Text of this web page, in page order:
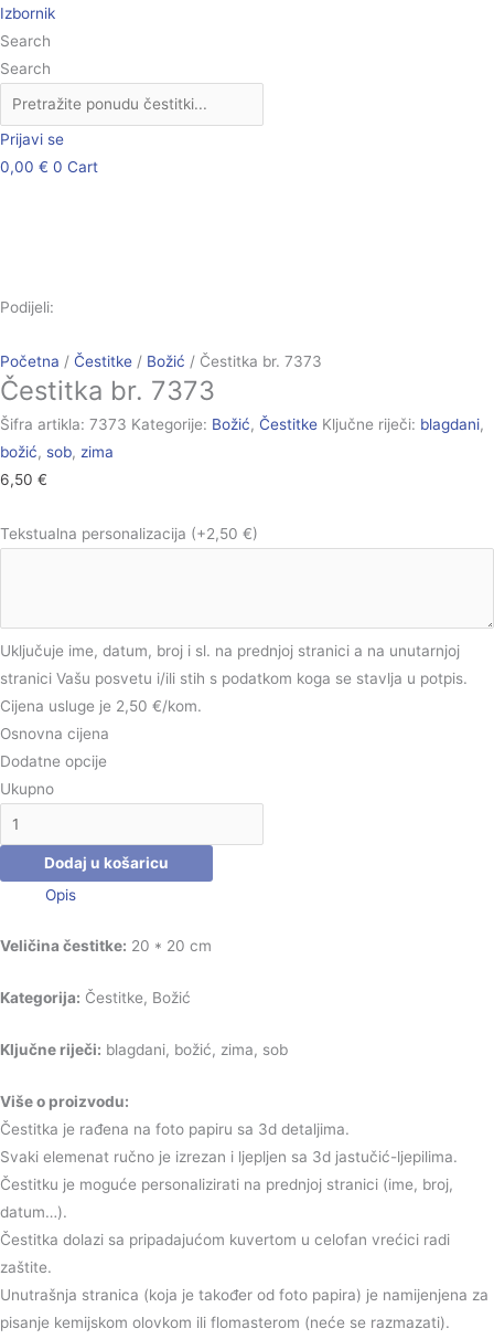
Skip
to
content
Izbornik
Search
Search
Prijavi se
0,00 € 0 Cart
Podijeli:
Početna / Čestitke / Božić / Čestitka br. 7373
Čestitka br. 7373
Šifra artikla: 7373 Kategorije: Božić, Čestitke Ključne riječi: blagdani,
božić, sob, zima
6,50 €
Tekstualna personalizacija (+2,50 €)
Uključuje ime, datum, broj i sl. na prednjoj stranici a na unutarnjoj
stranici Vašu posvetu i/ili stih s podatkom koga se stavlja u potpis.
Cijena usluge je 2,50 €/kom.
Osnovna cijena
Dodatne opcije
Ukupno
Čestitka
br.
7373
količina
Dodaj u košaricu
Opis
Veličina čestitke: 20 * 20 cm
Kategorija: Čestitke, Božić
Ključne riječi: blagdani, božić, zima, sob
Više o proizvodu:
Čestitka je rađena na foto papiru sa 3d detaljima.
Svaki elemenat ručno je izrezan i ljepljen sa 3d jastučić-ljepilima.
Čestitku je moguće personalizirati na prednjoj stranici (ime, broj,
datum…).
Čestitka dolazi sa pripadajućom kuvertom u celofan vrećici radi
zaštite.
Unutrašnja stranica (koja je također od foto papira) je namijenjena za
pisanje kemijskom olovkom ili flomasterom (neće se razmazati).